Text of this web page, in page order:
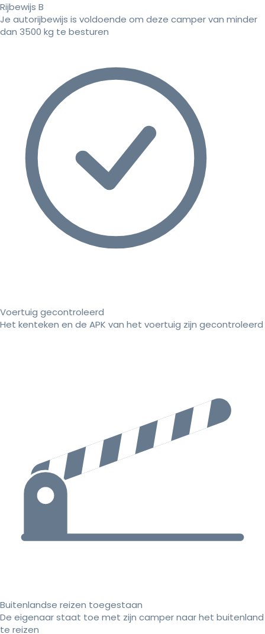
Rijbewijs B
Je autorijbewijs is voldoende om deze camper van minder
dan 3500 kg te besturen
Voertuig gecontroleerd
Het kenteken en de APK van het voertuig zijn gecontroleerd
Buitenlandse reizen toegestaan
De eigenaar staat toe met zijn camper naar het buitenland
te reizen